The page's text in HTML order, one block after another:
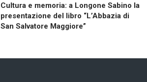
Cultura e memoria: a Longone Sabino la
presentazione del libro “L’Abbazia di
San Salvatore Maggiore”